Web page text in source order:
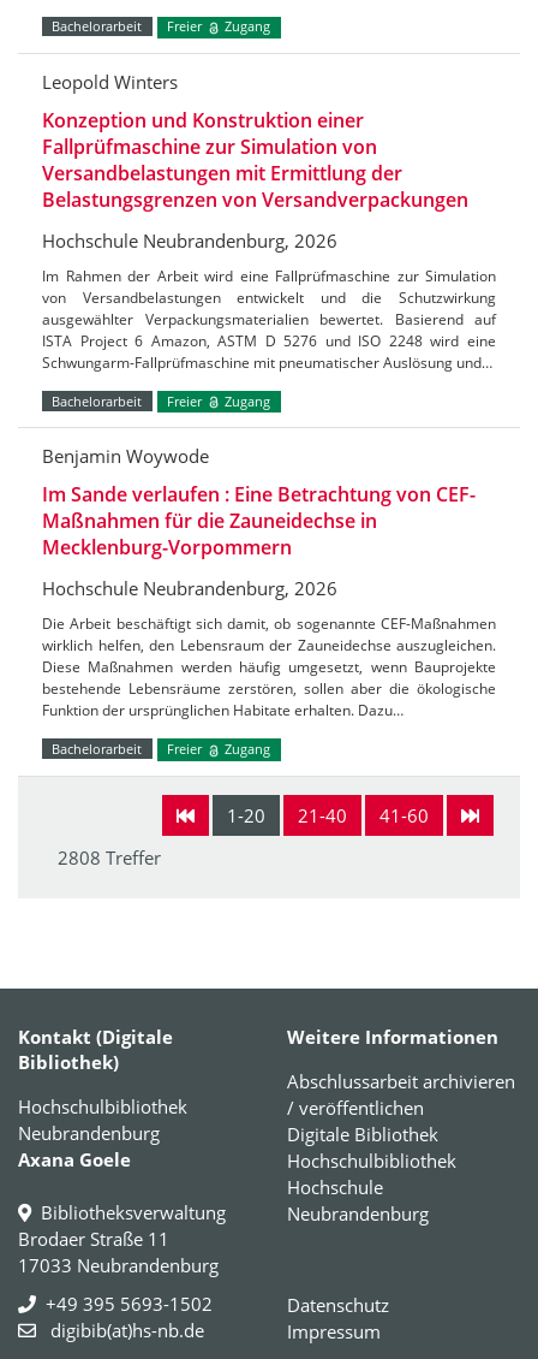
Bachelorarbeit Freier Zugang
Leopold Winters
Konzeption und Konstruktion einer
Fallprüfmaschine zur Simulation von
Versandbelastungen mit Ermittlung der
Belastungsgrenzen von Versandverpackungen
Hochschule Neubrandenburg, 2026
Im Rahmen der Arbeit wird eine Fallprüfmaschine zur Simulation
von Versandbelastungen entwickelt und die Schutzwirkung
ausgewählter Verpackungsmaterialien bewertet. Basierend auf
ISTA Project 6 Amazon, ASTM D 5276 und ISO 2248 wird eine
Schwungarm-Fallprüfmaschine mit pneumatischer Auslösung und…
Bachelorarbeit Freier Zugang
Benjamin Woywode
Im Sande verlaufen : Eine Betrachtung von CEF-
Maßnahmen für die Zauneidechse in
Mecklenburg-Vorpommern
Hochschule Neubrandenburg, 2026
Die Arbeit beschäftigt sich damit, ob sogenannte CEF-Maßnahmen
wirklich helfen, den Lebensraum der Zauneidechse auszugleichen.
Diese Maßnahmen werden häufig umgesetzt, wenn Bauprojekte
bestehende Lebensräume zerstören, sollen aber die ökologische
Funktion der ursprünglichen Habitate erhalten. Dazu…
Bachelorarbeit Freier Zugang
1-20 21-40
41-60
2808 Treffer
Kontakt (Digitale
Bibliothek)
Hochschulbibliothek
Neubrandenburg
Axana Goele
Bibliotheksverwaltung
Brodaer Straße 11
17033 Neubrandenburg
+49 395 5693-1502
digibib(at)hs-nb.de
Weitere Informationen
Abschlussarbeit archivieren
/ veröffentlichen
Digitale Bibliothek
Hochschulbibliothek
Hochschule
Neubrandenburg
Datenschutz
Impressum